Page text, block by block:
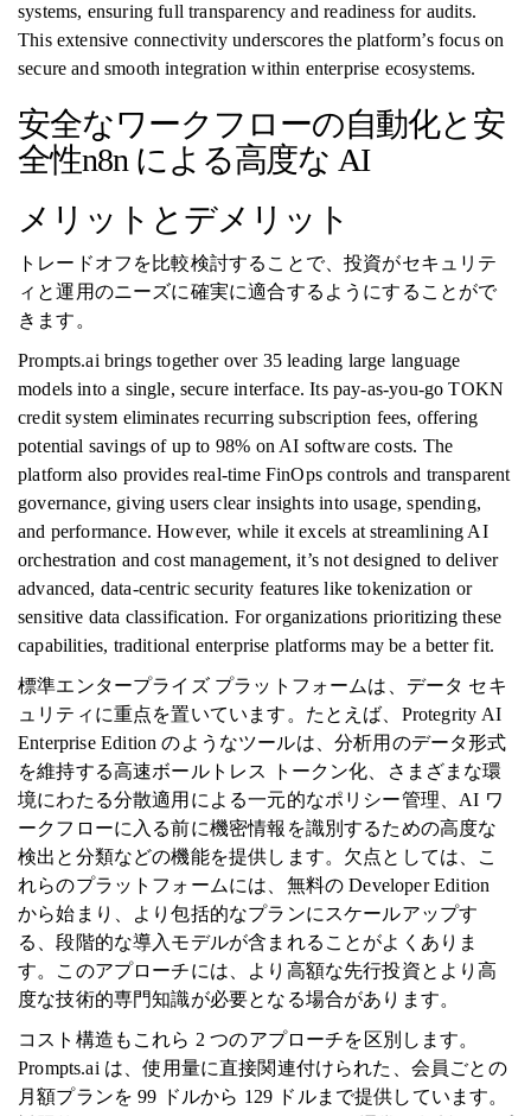
systems, ensuring full transparency and readiness for audits.
This extensive connectivity underscores the platform’s focus on
secure and smooth integration within enterprise ecosystems.
安全なワークフローの自動化と安
全性n8n による高度な AI
メリットとデメリット
トレードオフを比較検討することで、投資がセキュリテ
ィと運用のニーズに確実に適合するようにすることがで
きます。
Prompts.ai brings together over 35 leading large language
models into a single, secure interface. Its pay-as-you-go TOKN
credit system eliminates recurring subscription fees, offering
potential savings of up to 98% on AI software costs. The
platform also provides real-time FinOps controls and transparent
governance, giving users clear insights into usage, spending,
and performance. However, while it excels at streamlining AI
orchestration and cost management, it’s not designed to deliver
advanced, data-centric security features like tokenization or
sensitive data classification. For organizations prioritizing these
capabilities, traditional enterprise platforms may be a better fit.
標準エンタープライズ プラットフォームは、データ セキ
ュリティに重点を置いています。たとえば、Protegrity AI
Enterprise Edition のようなツールは、分析用のデータ形式
を維持する高速ボールトレス トークン化、さまざまな環
境にわたる分散適用による一元的なポリシー管理、AI ワ
ークフローに入る前に機密情報を識別するための高度な
検出と分類などの機能を提供します。欠点としては、こ
れらのプラットフォームには、無料の Developer Edition
から始まり、より包括的なプランにスケールアップす
る、段階的な導入モデルが含まれることがよくありま
す。このアプローチには、より高額な先行投資とより高
度な技術的専門知識が必要となる場合があります。
コスト構造もこれら 2 つのアプローチを区別します。
Prompts.ai は、使用量に直接関連付けられた、会員ごとの
月額プランを 99 ドルから 129 ドルまで提供しています。